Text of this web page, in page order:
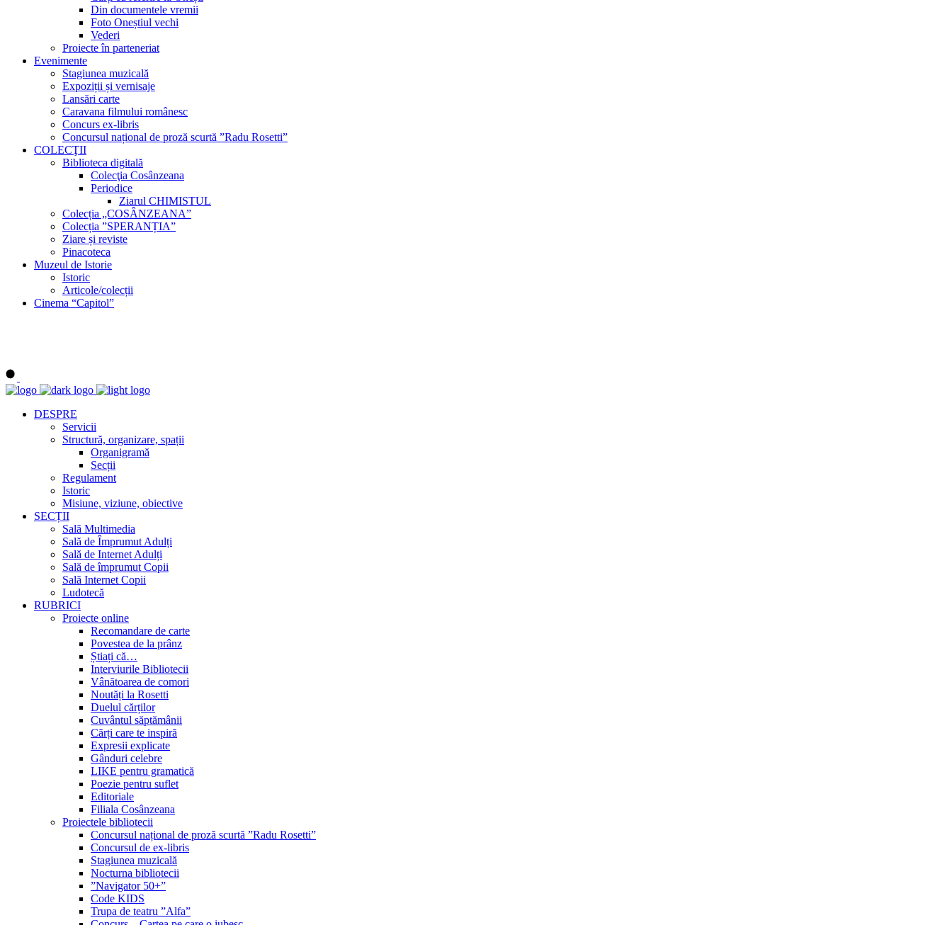
Din documentele vremii
Foto Oneștiul vechi
Vederi
Proiecte în parteneriat
Evenimente
Stagiunea muzicală
Expoziții și vernisaje
Lansări carte
Caravana filmului românesc
Concurs ex-libris
Concursul național de proză scurtă ”Radu Rosetti”
COLECŢII
Biblioteca digitală
Colecţia Cosânzeana
Periodice
Ziarul CHIMISTUL
Colecția „COSÂNZEANA”
Colecția ”SPERANȚIA”
Ziare și reviste
Pinacoteca
Muzeul de Istorie
Istoric
Articole/colecții
Cinema “Capitol”
DESPRE
Servicii
Structură, organizare, spații
Organigramă
Secții
Regulament
Istoric
Misiune, viziune, obiective
SECȚII
Sală Multimedia
Sală de Împrumut Adulți
Sală de Internet Adulți
Sală de împrumut Copii
Sală Internet Copii
Ludotecă
RUBRICI
Proiecte online
Recomandare de carte
Povestea de la prânz
Știați că…
Interviurile Bibliotecii
Vânătoarea de comori
Noutăți la Rosetti
Duelul cărților
Cuvântul săptămânii
Cărți care te inspiră
Expresii explicate
Gânduri celebre
LIKE pentru gramatică
Poezie pentru suflet
Editoriale
Filiala Cosânzeana
Proiectele bibliotecii
Concursul național de proză scurtă ”Radu Rosetti”
Concursul de ex-libris
Stagiunea muzicală
Nocturna bibliotecii
”Navigator 50+”
Code KIDS
Trupa de teatru ”Alfa”